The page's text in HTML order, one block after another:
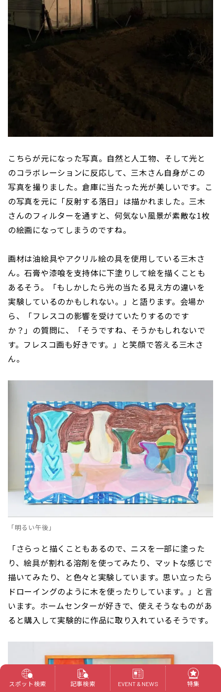
こちらが元になった写真。自然と人工物、そして光と
のコラボレーションに反応して、三木さん自身がこの
写真を撮りました。倉庫に当たった光が美しいです。こ
の写真を元に「反射する落日」は描かれました。三木
さんのフィルターを通すと、何気ない風景が素敵な1枚
の絵画になってしまうのですね。
画材は油絵具やアクリル絵の具を使用している三木さ
ん。石膏や漆喰を支持体に下塗りして絵を描くことも
あるそう。「もしかしたら光の当たる見え方の違いを
実験しているのかもしれない。」と語ります。会場か
ら、「フレスコの影響を受けていたりするのです
か？」の質問に、「そうですね、そうかもしれないで
す。フレスコ画も好きです。」と笑顔で答える三木さ
ん。
「明るい午後」
「さらっと描くこともあるので、ニスを一部に塗った
り、絵具が割れる溶剤を使ってみたり、マットな感じで
描いてみたり、と色々と実験しています。思い立ったら
ドローイングのように木を使ったりしています。」と言
います。ホームセンターが好きで、使えそうなものがあ
ると購入して実験的に作品に取り入れているそうです。
スポット検索 記事検索 EVENT & NEWS 特集